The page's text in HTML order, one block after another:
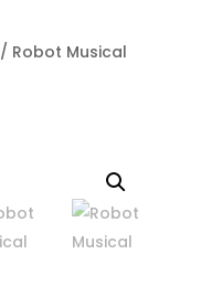
/ Robot Musical